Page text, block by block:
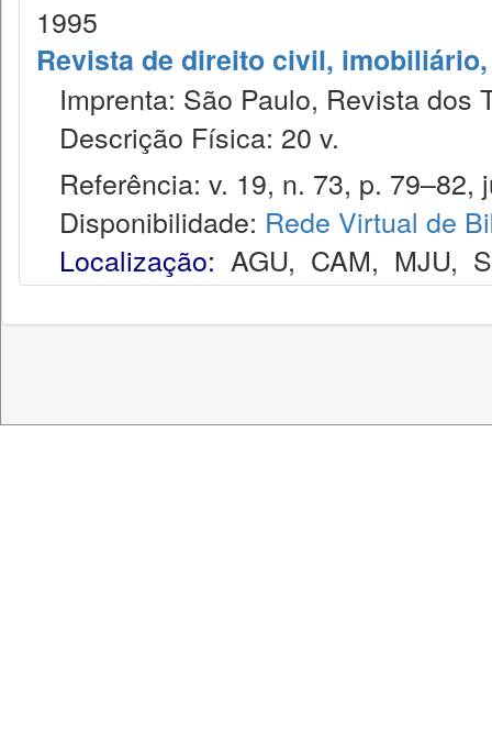
1995
Revista de direito civil,
Imprenta: São Paulo, Revista dos
Descrição Física: 20 v.
Referência: v. 19, n. 73, p. 79–82,
Disponibilidade: Rede Virtual de
Localização: AGU, CAM, MJU,